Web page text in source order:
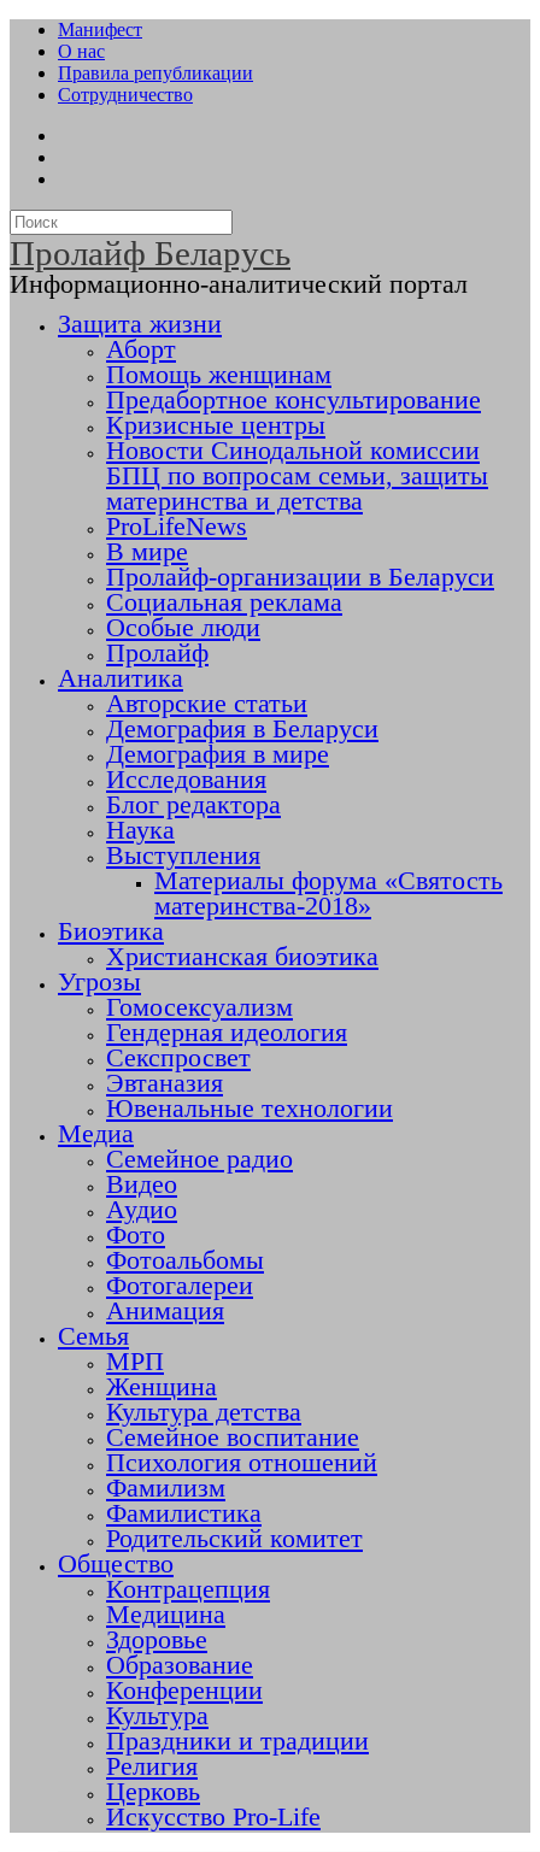
Манифест
О нас
Правила републикации
Сотрудничество
Пролайф Беларусь
Информационно-аналитический портал
Защита жизни
Аборт
Помощь женщинам
Предабортное консультирование
Кризисные центры
Новости Синодальной комиссии
БПЦ по вопросам семьи, защиты
материнства и детства
ProLifeNews
В мире
Пролайф-организации в Беларуси
Социальная реклама
Особые люди
Пролайф
Аналитика
Авторские статьи
Демография в Беларуси
Демография в мире
Исследования
Блог редактора
Наука
Выступления
Материалы форума «Святость
материнства-2018»
Биоэтика
Христианская биоэтика
Угрозы
Гомосексуализм
Гендерная идеология
Секспросвет
Эвтаназия
Ювенальные технологии
Медиа
Семейное радио
Видео
Аудио
Фото
Фотоальбомы
Фотогалереи
Анимация
Семья
МРП
Женщина
Культура детства
Семейное воспитание
Психология отношений
Фамилизм
Фамилистика
Родительский комитет
Общество
Контрацепция
Медицина
Здоровье
Образование
Конференции
Культура
Праздники и традиции
Религия
Церковь
Искусство Pro-Life